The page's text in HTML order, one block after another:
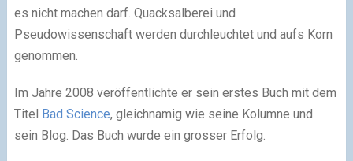
es nicht machen darf. Quacksalberei und
Pseudowissenschaft werden durchleuchtet und aufs Korn
genommen.
Im Jahre 2008 veröffentlichte er sein erstes Buch mit dem
Titel Bad Science, gleichnamig wie seine Kolumne und
sein Blog. Das Buch wurde ein grosser Erfolg.